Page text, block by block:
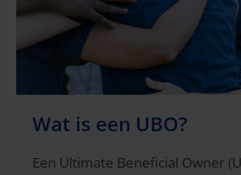
Wat is een UBO?
Een Ultimate Beneficial Owner